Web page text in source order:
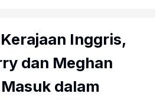
Inggris,
dan Meghan
dalam